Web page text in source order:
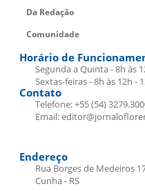
Da Redação
Comunidade
Horário de
Segunda a Quinta - 8h às
Sextas-feiras - 8h às 12h -
Contato
Telefone: +55 (54)
Email:
Endereço
Rua Borges de Medeiros
Cunha - RS